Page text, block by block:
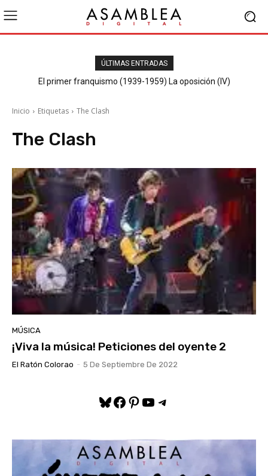
ÚLTIMAS ENTRADAS
El primer franquismo (1939-1959) La oposición (IV)
Inicio Etiquetas The Clash
The Clash
MÚSICA
¡Viva la música! Peticiones del oyente 2
El Ratón Colorao - 5 De Septiembre De 2022
Bluesky
Facebook
Pinterest
YouTube
Telegram